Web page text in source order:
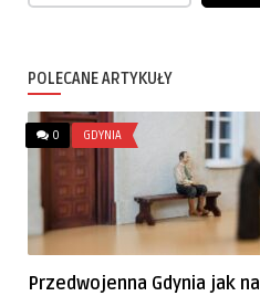
POLECANE ARTYKUŁY
0 GDYNIA
Przedwojenna Gdynia jak na